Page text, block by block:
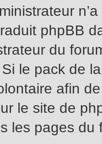
phpBB
du
le pack de
afin
le site de
les pages du